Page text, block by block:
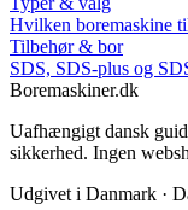
Hvilken boremaskine
Tilbehør & bor
SDS, SDS-plus og
Boremaskiner.dk
Uafhængigt dansk
sikkerhed. Ingen
Udgivet i Danmark ·